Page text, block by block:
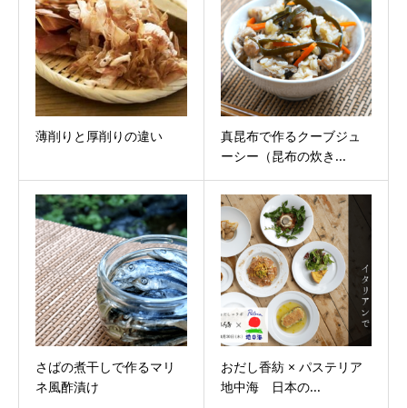
薄削りと厚削りの違い
真昆布で作るクーブジュ
ーシー（昆布の炊き...
さばの煮干しで作るマリ
ネ風酢漬け
おだし香紡 × パステリア
地中海 日本の...